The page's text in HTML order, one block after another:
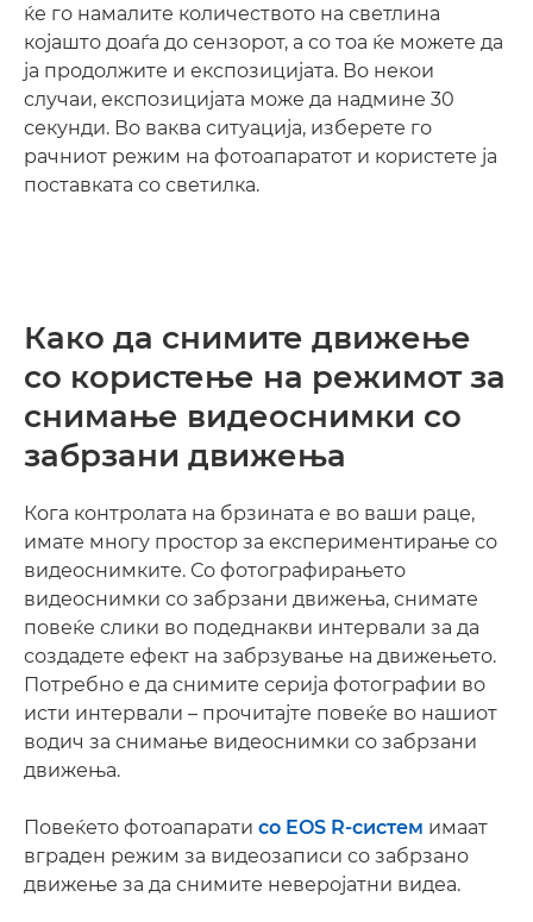
ќе го намалите количеството на светлина
којашто доаѓа до сензорот, а со тоа ќе можете да
ја продолжите и експозицијата. Во некои
случаи, експозицијата може да надмине 30
секунди. Во ваква ситуација, изберете го
рачниот режим на фотоапаратот и користете ја
поставката со светилка.
Како да снимите движење
со користење на режимот за
снимање видеоснимки со
забрзани движења
Кога контролата на брзината е во ваши раце,
имате многу простор за експериментирање со
видеоснимките. Со фотографирањето
видеоснимки со забрзани движења, снимате
повеќе слики во подеднакви интервали за да
создадете ефект на забрзување на движењето.
Потребно е да снимите серија фотографии во
исти интервали – прочитајте повеќе во нашиот
водич за снимање видеоснимки со забрзани
движења.
Повеќето фотоапарати со EOS R-систем имаат
вграден режим за видеозаписи со забрзано
движење за да снимите неверојатни видеа.